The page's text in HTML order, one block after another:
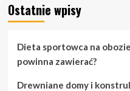
–
długowieczności
maszyn
Ostatnie wpisy
Dieta sportowca na
powinna zawierać?
Drewniane domy i